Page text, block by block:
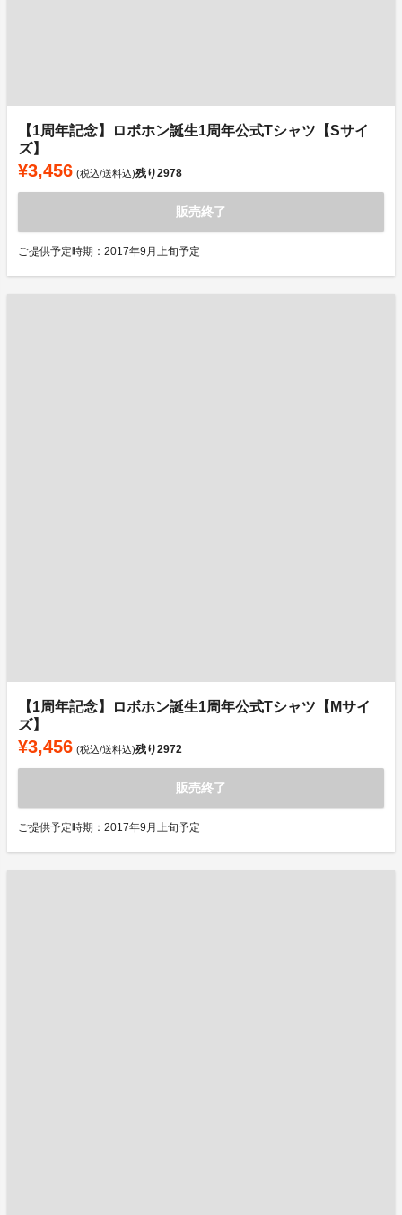
【1周年記念】ロボホン誕生1周年公式Tシャツ【Sサイ
ズ】
¥3,456 (税込/送料込)残り2978
販売終了
ご提供予定時期：2017年9月上旬予定
【1周年記念】ロボホン誕生1周年公式Tシャツ【Mサイ
ズ】
¥3,456 (税込/送料込)残り2972
販売終了
ご提供予定時期：2017年9月上旬予定